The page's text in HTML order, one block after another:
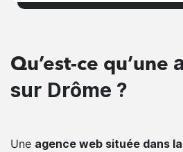
Qu’est-ce qu’une
sur Drôme ?
Une agence web située dans